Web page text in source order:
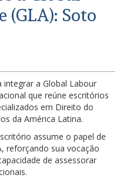
Soto
integrar a Global Labour
que reúne escritórios
em Direito do
da América Latina.
assume o papel de
reforçando sua vocação
de assessorar